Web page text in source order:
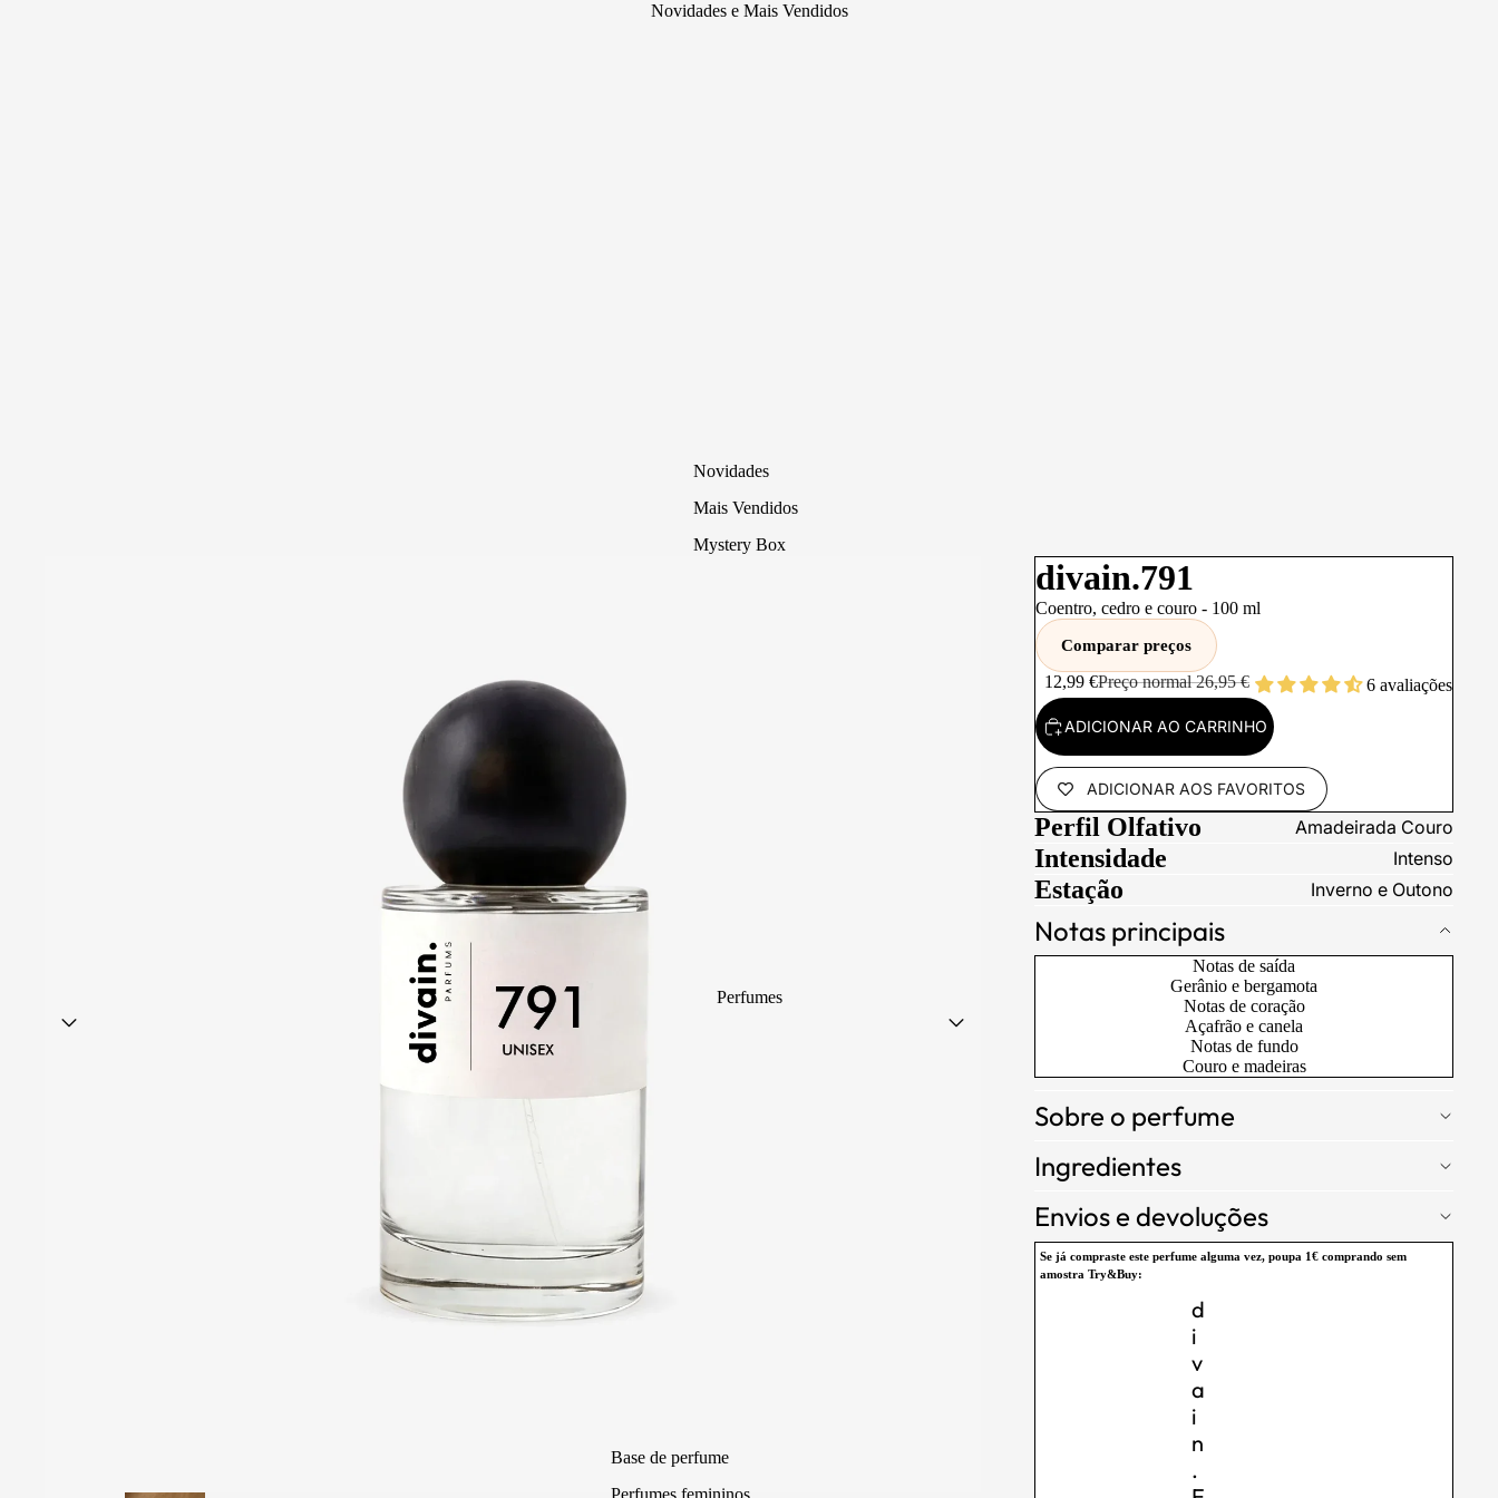
Novidades e Mais Vendidos
Novidades
Mais Vendidos
Mystery Box
Perfumes
Base de perfume
Perfumes femininos
divain.791
Coentro, cedro e couro - 100 ml
Comparar preços
12,99 €Preço normal26,95 € 6 avaliações
ADICIONAR AO CARRINHO
ADICIONAR AOS FAVORITOS
Perfil Olfativo Amadeirada Couro
Intensidade Intenso
Estação Inverno e Outono
Notas principais
Notas de saída
Gerânio e bergamota
Notas de coração
Açafrão e canela
Notas de fundo
Couro e madeiras
Sobre o perfume
Ingredientes
Envios e devoluções
Se já compraste este perfume alguma vez, poupa 1€ comprando sem
amostra Try&Buy:
d
i
v
a
i
n
.